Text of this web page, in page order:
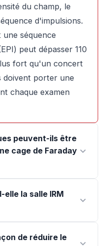
du champ, le
d'impulsions.
séquence
peut dépasser 110
fort qu'un concert
doivent porter une
chaque examen
peuvent-ils être
cage de Faraday
elle la salle IRM
de réduire le